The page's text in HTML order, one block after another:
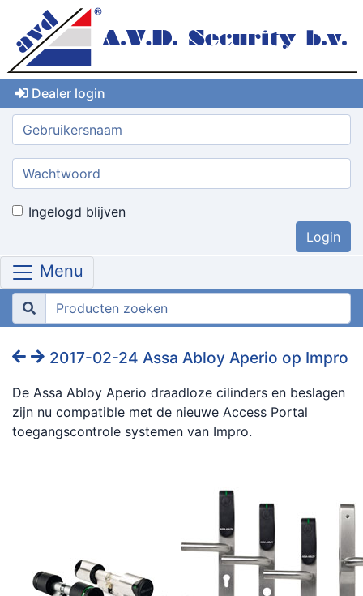
Dealer login
Gebruikersnaam:
Wachtwoord:
Ingelogd blijven
Menu
2017-02-24 Assa Abloy Aperio op Impro
De Assa Abloy Aperio draadloze cilinders en beslagen
zijn nu compatible met de nieuwe Access Portal
toegangscontrole systemen van Impro.